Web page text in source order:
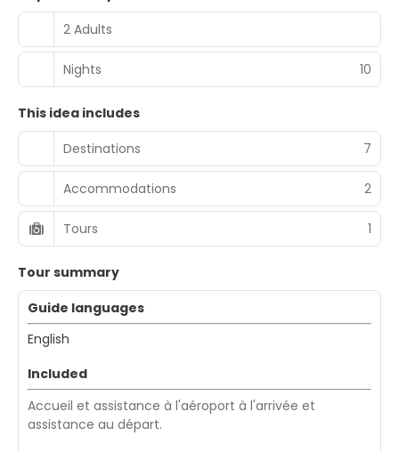
2 Adults
Nights 10
This idea includes
Destinations
7
Accommodations 2
Tours 1
Tour summary
Guide languages
English
Included
Accueil et assistance à l'aéroport à l'arrivée et
assistance au départ.